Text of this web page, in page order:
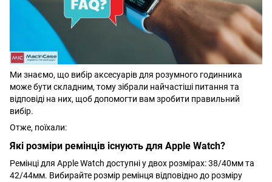
Ми знаємо, що вибір аксесуарів для розумного годинника
може бути складним, тому зібрали найчастіші питання та
відповіді на них, щоб допомогти вам зробити правильний
вибір.
Отже, поїхали:
Які розміри ремінців існують для Apple Watch?
Ремінці для Apple Watch доступні у двох розмірах: 38/40мм та
42/44мм. Вибирайте розмір ремінця відповідно до розміру